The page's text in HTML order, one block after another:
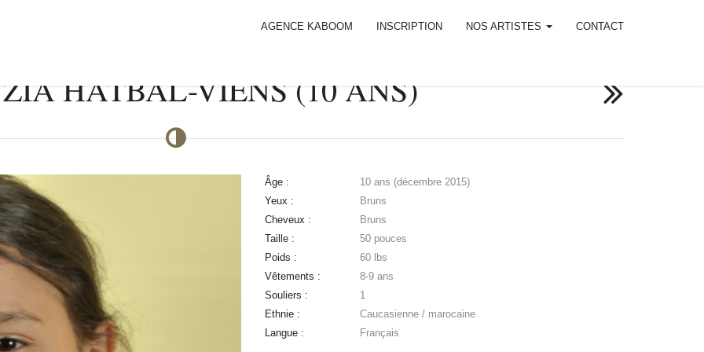
AGENCE KABOOM INSCRIPTION NOS ARTISTES CONTACT
HATBAL-VIENS (10 ANS)
Âge :
10 ans (décembre 2015)
Yeux :
Bruns
Cheveux :
Bruns
Taille :
50 pouces
Poids :
60 lbs
Vêtements :
8-9 ans
Souliers :
1
Ethnie :
Caucasienne / marocaine
Langue :
Français